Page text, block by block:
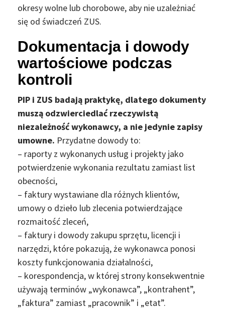
okresy wolne lub chorobowe, aby nie uzależniać
się od świadczeń ZUS.
Dokumentacja i dowody
wartościowe podczas
kontroli
PIP i ZUS badają praktykę, dlatego dokumenty
muszą odzwierciedlać rzeczywistą
niezależność wykonawcy, a nie jedynie zapisy
umowne. Przydatne dowody to:
– raporty z wykonanych usług i projekty jako
potwierdzenie wykonania rezultatu zamiast list
obecności,
– faktury wystawiane dla różnych klientów,
umowy o dzieło lub zlecenia potwierdzające
rozmaitość zleceń,
– faktury i dowody zakupu sprzętu, licencji i
narzędzi, które pokazują, że wykonawca ponosi
koszty funkcjonowania działalności,
– korespondencja, w której strony konsekwentnie
używają terminów „wykonawca”, „kontrahent”,
„faktura” zamiast „pracownik” i „etat”.